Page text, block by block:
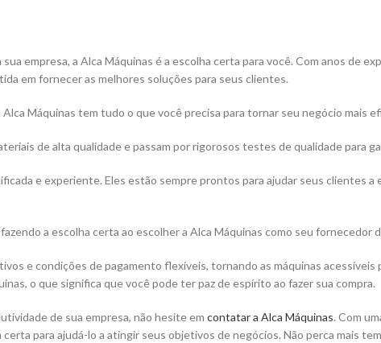
empresa, a Alca Máquinas é a escolha certa para você. Com anos de
em fornecer as melhores soluções para seus clientes.
Alca Máquinas tem tudo o que você precisa para tornar seu negócio mais
de alta qualidade e passam por rigorosos testes de qualidade para
e experiente. Eles estão sempre prontos para ajudar seus clientes
a escolha certa ao escolher a Alca Máquinas como seu fornecedor
e condições de pagamento flexíveis, tornando as máquinas
o que significa que você pode ter paz de espírito ao fazer sua compra.
de sua empresa, não hesite em contatar a Alca Máquinas. Com
para ajudá-lo a atingir seus objetivos de negócios. Não perca mais